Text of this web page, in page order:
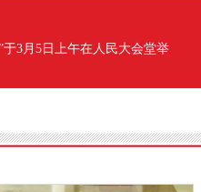
3月5日上午在人民大会堂举